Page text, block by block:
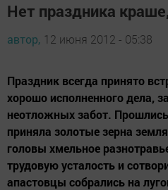
Нет праздника
автор, 12 июня 2012 - 05:38
Праздник всегда принято
хорошо исполненного дела,
неотложных забот.
приняла золотые зерна
головы хмельное
трудовую усталость и
апастовцы собрались на